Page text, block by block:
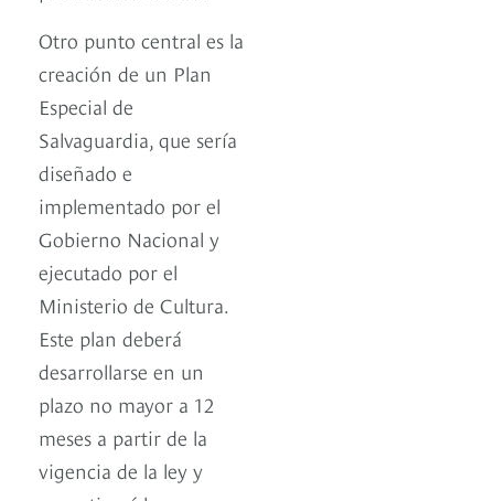
Otro punto central es la
creación de un Plan
Especial de
Salvaguardia, que sería
diseñado e
implementado por el
Gobierno Nacional y
ejecutado por el
Ministerio de Cultura.
Este plan deberá
desarrollarse en un
plazo no mayor a 12
meses a partir de la
vigencia de la ley y